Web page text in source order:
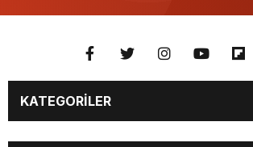
KATEGORİLER
GÜNDEM DÜNYA